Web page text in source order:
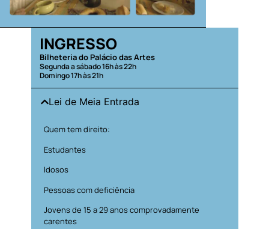
INGRESSO
Bilheteria do Palácio das Artes
Segunda a sábado 16h às 22h
Domingo 17h às 21h
Lei de Meia Entrada
Quem tem direito:
Estudantes
Idosos
Pessoas com deficiência
Jovens de 15 a 29 anos comprovadamente
carentes